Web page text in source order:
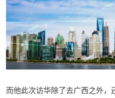
而他此次访华除了去广西之外，